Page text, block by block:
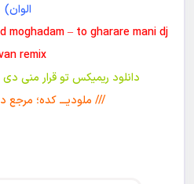
الوان)
moghadam – to gharare mani dj
remix
دانلود ریمیکس تو قرار منی دی
/// ملودیـــ کده؛ مرجع